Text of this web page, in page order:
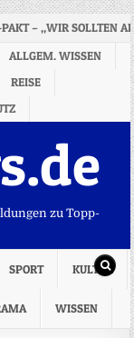
– „WIR SOLLTEN
ALLGEM. WISSEN
REISE
zu Topp-
SPORT KULTUR
WISSEN